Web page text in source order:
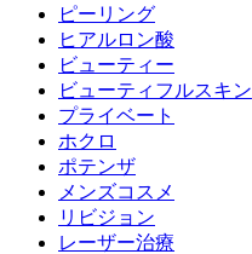
ピーリング
ヒアルロン酸
ビューティー
ビューティフルスキン
プライベート
ホクロ
ポテンザ
メンズコスメ
リビジョン
レーザー治療